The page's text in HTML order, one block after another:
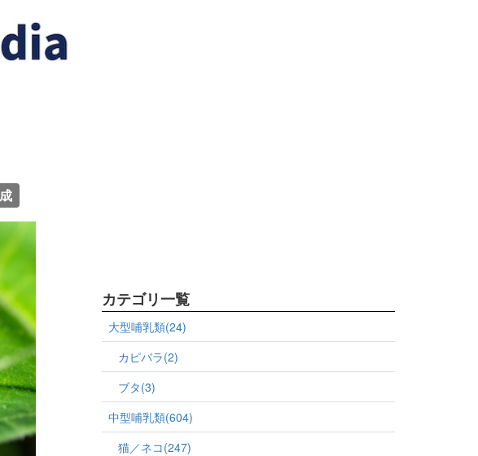
カテゴリ一覧
大型哺乳類(24)
カピバラ(2)
ブタ(3)
中型哺乳類(604)
猫／ネコ(247)